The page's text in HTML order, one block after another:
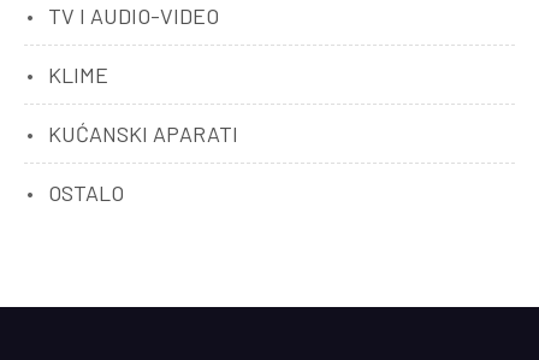
TV I AUDIO-VIDEO
KLIME
KUĆANSKI APARATI
OSTALO